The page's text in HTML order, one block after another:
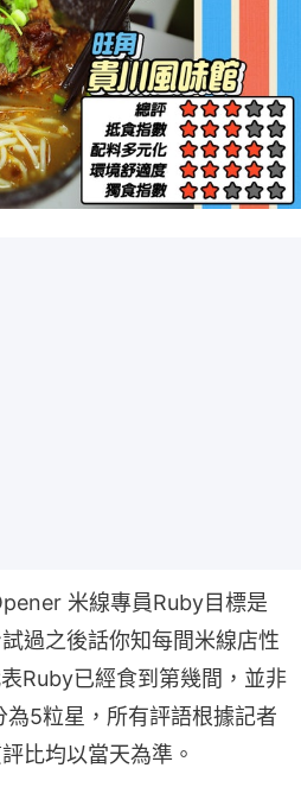
米線專員Ruby目標是
過之後話你知每間米線店性
Ruby已經食到第幾間，並非
5粒星，所有評語根據記者
比均以當天為準。